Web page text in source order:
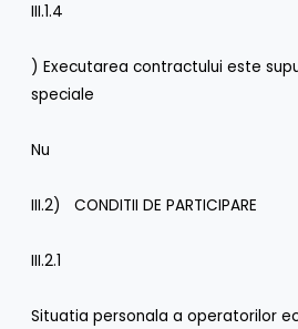
III.1.4
) Executarea contractului este
speciale
Nu
III.2) CONDITII DE PARTICIPARE
III.2.1
Situatia personala a operatorilor